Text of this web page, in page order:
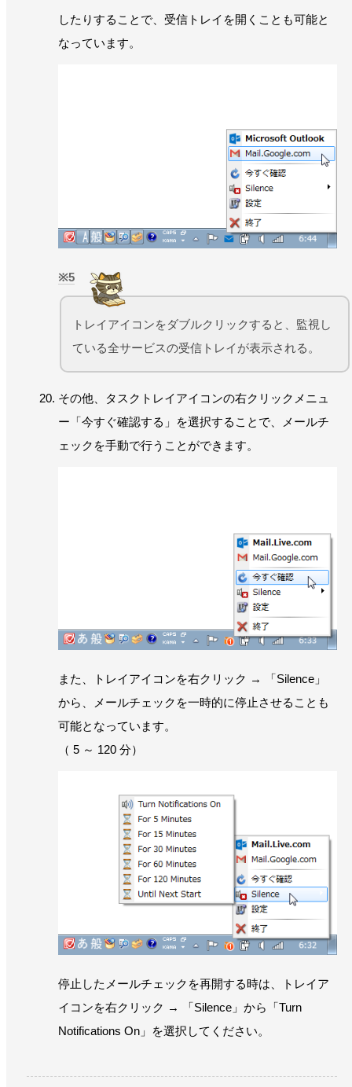
したりすることで、受信トレイを開くことも可能と
なっています。
5
トレイアイコンをダブルクリックすると、監視し
ている全サービスの受信トレイが表示される。
その他、タスクトレイアイコンの右クリックメニュ
ー「今すぐ確認する」を選択することで、メールチ
ェックを手動で行うことができます。
また、トレイアイコンを右クリック → 「Silence」
から、メールチェックを一時的に停止させることも
可能となっています。
（ 5 ～ 120 分）
停止したメールチェックを再開する時は、トレイア
イコンを右クリック → 「Silence」から「Turn
Notifications On」を選択してください。